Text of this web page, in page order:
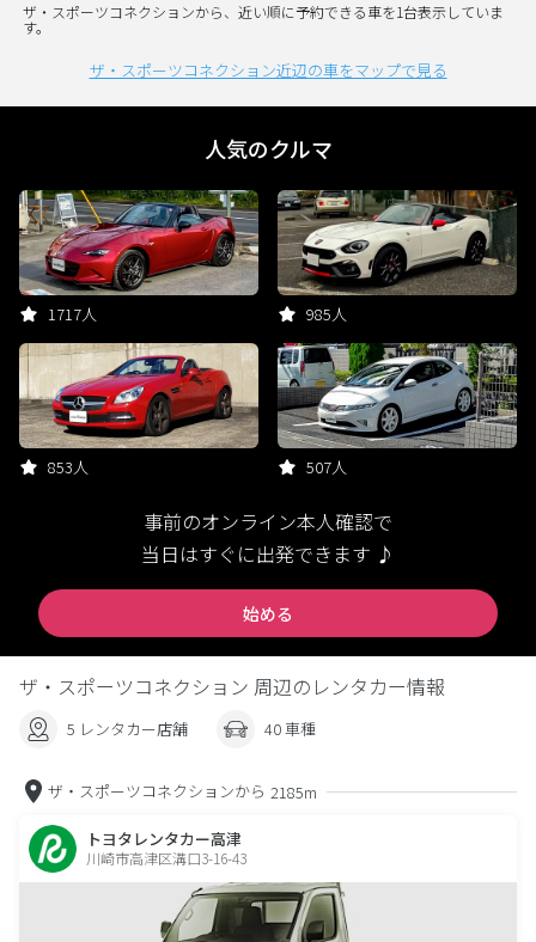
ザ・スポーツコネクションから、近い順に予約できる車を1台表示していま
す。
ザ・スポーツコネクション近辺の車をマップで見る
人気のクルマ
1717人 985人
853人 507人
事前のオンライン本人確認で
当日はすぐに出発できます ♪
始める
ザ・スポーツコネクション 周辺のレンタカー情報
5 レンタカー店舗 40 車種
ザ・スポーツコネクションから 2185m
トヨタレンタカー高津
川崎市高津区溝口3-16-43